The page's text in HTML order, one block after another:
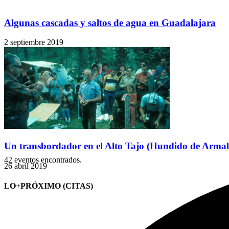
Algunas cascadas y saltos de agua en Guadalajara
2 septiembre 2019
Un transbordador en el Alto Tajo (Hundido de
26 abril 2019
LO+PRÓXIMO (CITAS)
42 eventos encontrados.